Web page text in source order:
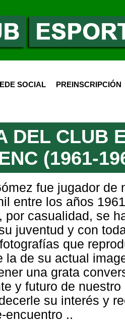
SOCIAL PREINSCRIPCIÓN
DEL CLUB
(1961-
fue jugador de
entre los años
por casualidad, se
juventud y con
que
la de su actual
una grata
y futuro de
su interés y
encuentro ..